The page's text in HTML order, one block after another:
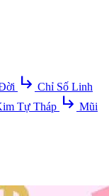
subdirectory_arrow_right Chỉ Số Linh
Tự Tháp subdirectory_arrow_right Mũi